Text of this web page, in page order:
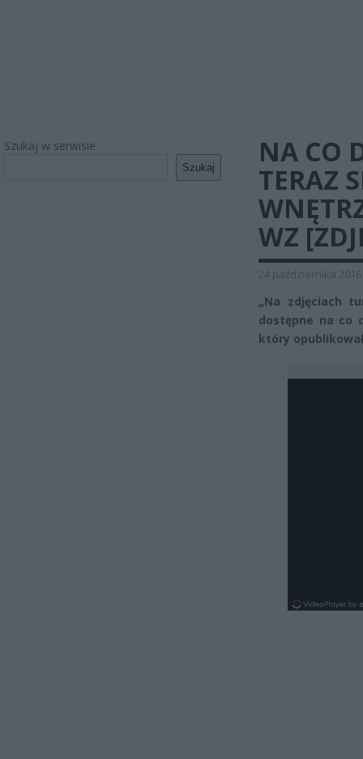
Szukaj w serwisie
Szukaj
NA CO
TERAZ
WZ
24 października 2016
„Na zdjęciach
dostępne na co
który